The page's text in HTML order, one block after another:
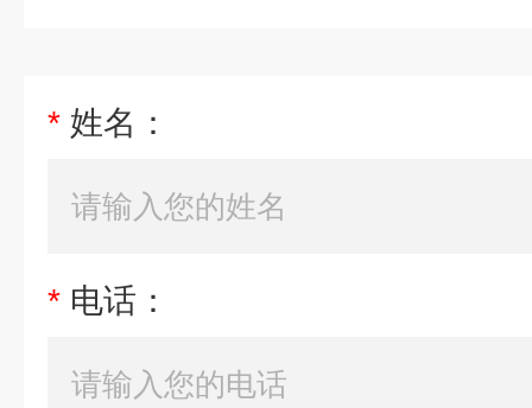
* 姓名：
* 电话：